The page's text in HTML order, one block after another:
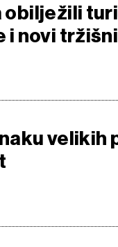
obilježili
novi
velikih